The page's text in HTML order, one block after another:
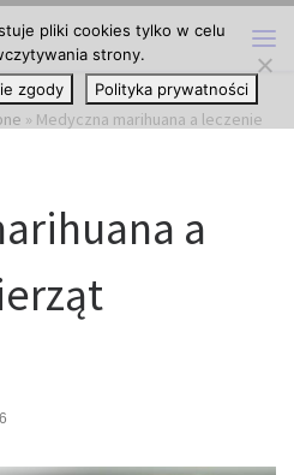
» Medyczna marihuana a leczenie
a
pliki cookies tylko w celu
strony.
zgody Polityka prywatności